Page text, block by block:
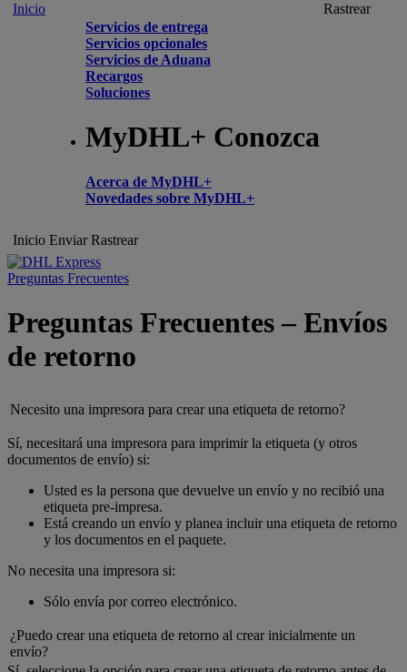
Inicio
Servicios de entrega
Servicios opcionales
Servicios de Aduana
Recargos
Soluciones
MyDHL+ Conozca
Acerca de MyDHL+
Novedades sobre MyDHL+
Rastrear
Inicio Enviar Rastrear
Preguntas Frecuentes
Preguntas Frecuentes – Envíos
de retorno
Necesito una impresora para crear una etiqueta de retorno?
Sí, necesitará una impresora para imprimir la etiqueta (y otros
documentos de envío) si:
Usted es la persona que devuelve un envío y no recibió una
etiqueta pre-impresa.
Está creando un envío y planea incluir una etiqueta de retorno
y los documentos en el paquete.
No necesita una impresora si:
Sólo envía por correo electrónico.
¿Puedo crear una etiqueta de retorno al crear inicialmente un
envío?